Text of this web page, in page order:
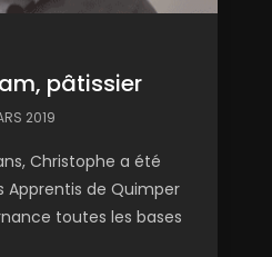
pâtissier
2019
Christophe a été
Apprentis de Quimper
toutes les bases